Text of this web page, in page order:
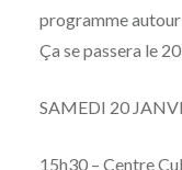
programme
Ça se passera le
SAMEDI 20
15h30 – Centre